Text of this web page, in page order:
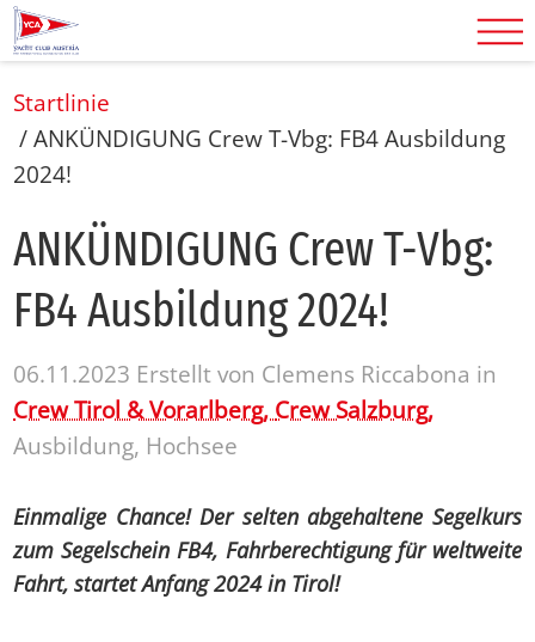
Startlinie
/ANKÜNDIGUNG Crew T-Vbg: FB4 Ausbildung
2024!
ANKÜNDI­GUNG Crew T-Vbg:
FB4 Aus­bil­dung 2024!
06.11.2023 Erstellt von Clemens Riccabona in
Crew Tirol & Vorarlberg, Crew Salzburg,
Ausbildung, Hochsee
Einmalige Chance! Der selten abgehaltene Segelkurs
zum Segelschein FB4, Fahrberechtigung für weltweite
Fahrt, startet Anfang 2024 in Tirol!